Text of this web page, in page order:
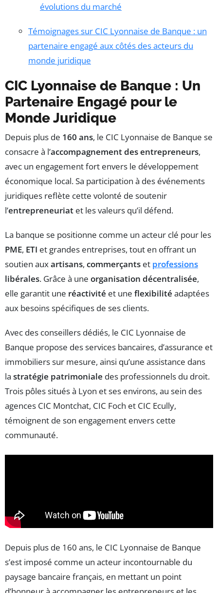
évolutions du marché
Témoignages sur CIC Lyonnaise de Banque : un
partenaire engagé aux côtés des acteurs du
monde juridique
CIC Lyonnaise de Banque : Un
Partenaire Engagé pour le
Monde Juridique
Depuis plus de 160 ans, le CIC Lyonnaise de Banque se
consacre à l’accompagnement des entrepreneurs,
avec un engagement fort envers le développement
économique local. Sa participation à des événements
juridiques reflète cette volonté de soutenir
l’entrepreneuriat et les valeurs qu’il défend.
La banque se positionne comme un acteur clé pour les
PME, ETI et grandes entreprises, tout en offrant un
soutien auxartisans, commerçants et professions
libérales. Grâce à une organisation décentralisée,
elle garantit une réactivité et une flexibilité adaptées
aux besoins spécifiques de ses clients.
Avec des conseillers dédiés, le CIC Lyonnaise de
Banque propose des services bancaires, d’assurance et
immobiliers sur mesure, ainsi qu’une assistance dans
la stratégie patrimoniale des professionnels du droit.
Trois pôles situés à Lyon et ses environs, au sein des
agences CIC Montchat, CIC Foch et CIC Ecully,
témoignent de son engagement envers cette
communauté.
Depuis plus de 160 ans, le CIC Lyonnaise de Banque
s’est imposé comme un acteur incontournable du
paysage bancaire français, en mettant un point